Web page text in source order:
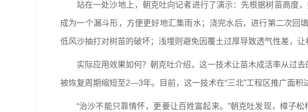
站在一处沙地上，朝克吐向记者进行了演示：先根据树苗高度
成为一个漏斗形，方便更好地汇集雨水；浇完水后，进行第二次回
低风沙抽打对树苗的破坏；浅埋则避免因覆土过厚导致透气性差，
实际应用效果如何？朝克吐介绍，这一技术让苗木成活率从过
被恢复周期缩短至2—3年。目前，这一技术在“三北”工程区推广面积
“治沙不能只靠情怀，更要让百姓富起来。”朝克吐发现，樟子